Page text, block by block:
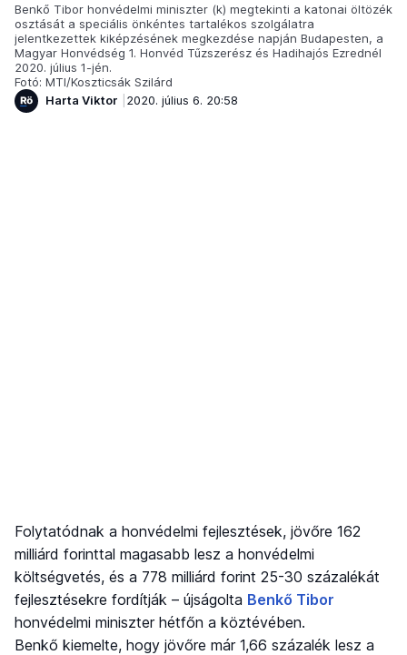
Benkő Tibor honvédelmi miniszter (k) megtekinti a katonai öltözék
osztását a speciális önkéntes tartalékos szolgálatra
jelentkezettek kiképzésének megkezdése napján Budapesten, a
Magyar Honvédség 1. Honvéd Tűzszerész és Hadihajós Ezrednél
2020. július 1-jén.
Fotó: MTI/Koszticsák Szilárd
Harta Viktor
2020. július 6. 20:58
Folytatódnak a honvédelmi fejlesztések, jövőre 162
milliárd forinttal magasabb lesz a honvédelmi
költségvetés, és a 778 milliárd forint 25-30 százalékát
fejlesztésekre fordítják – újságolta Benkő Tibor
honvédelmi miniszter hétfőn a köztévében.
Benkő kiemelte, hogy jövőre már 1,66 százalék lesz a